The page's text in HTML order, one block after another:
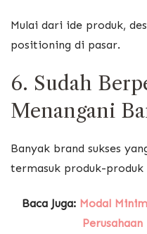
Mulai dari ide produk,
positioning di pasar.
6. Sudah
Menangani
Banyak brand sukses
termasuk produk-
Baca Juga: Modal